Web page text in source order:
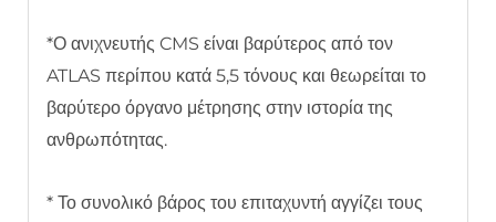
*Ο ανιχνευτής CMS είναι βαρύτερος από τον
ATLAS περίπου κατά 5,5 τόνους και θεωρείται το
βαρύτερο όργανο μέτρησης στην ιστορία της
ανθρωπότητας.
* Το συνολικό βάρος του επιταχυντή αγγίζει τους